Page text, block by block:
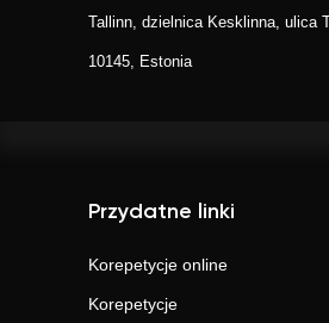
Tallinn, dzielnica Kesklinna, ulica
10145, Estonia
Przydatne linki
Korepetycje online
Korepetycje